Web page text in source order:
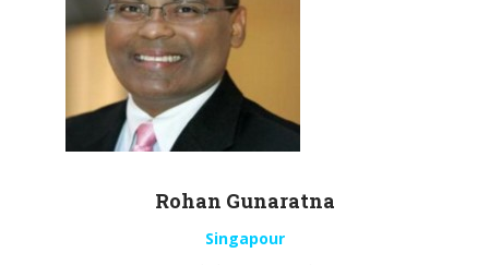
Rohan Gunaratna
Singapour